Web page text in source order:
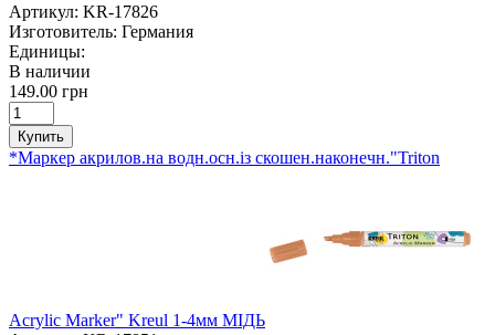
Артикул: KR-17826
Изготовитель: Германия
Единицы:
В наличии
149.00 грн
Купить
*Маркер акрилов.на водн.осн.із скошен.наконечн."Triton
Acrylic Marker" Kreul 1-4мм МІДЬ